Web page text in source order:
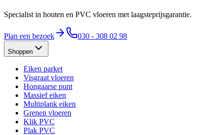
Specialist in houten en PVC vloeren met laagsteprijsgarantie.
Plan een bezoek 030 - 308 02 98
Shoppen
Eiken parket
Visgraat vloeren
Hongaarse punt
Massief eiken
Multiplank eiken
Grenen vloeren
Klik PVC
Plak PVC